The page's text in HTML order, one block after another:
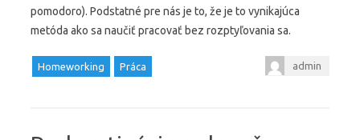
pomodoro). Podstatné pre nás je to, že je to vynikajúca
metóda ako sa naučiť pracovať bez rozptyľovania sa.
Homeworking Práca admin